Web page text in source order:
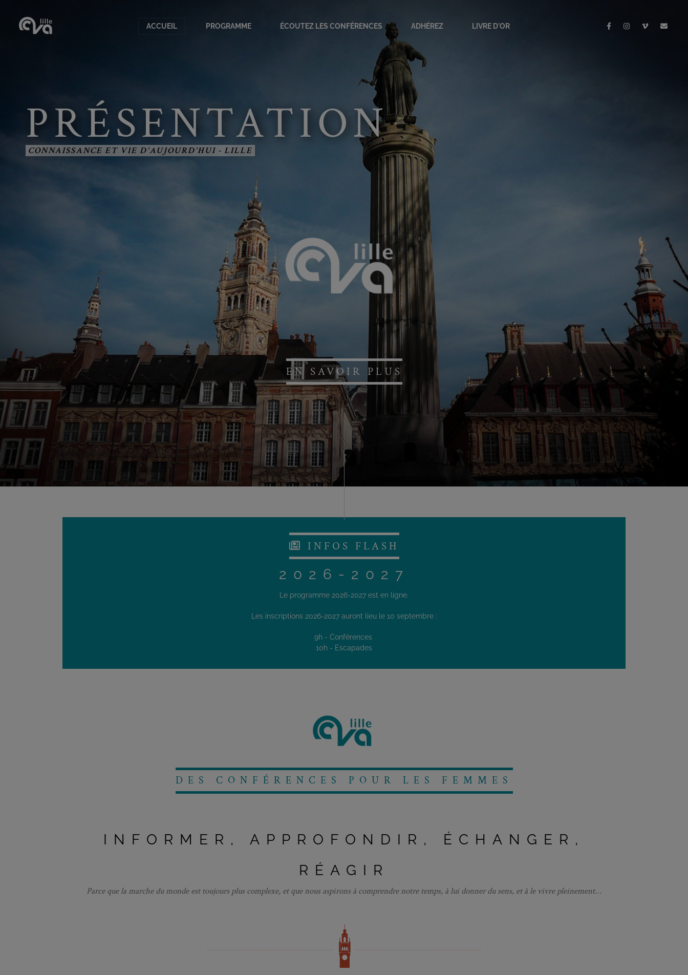
ACCUEIL
Lieu des conférences
PROGRAMME
Nos escapades parisiennes
ÉCOUTEZ LES CONFÉRENCES ADHÉREZ LIVRE D'OR
PRÉSENTATION
CONNAISSANCE ET VIE D'AUJOURD'HUI - LILLE
EN SAVOIR PLUS
INFOS FLASH
2026-2027
Le programme 2026-2027 est en ligne.
Les inscriptions 2026-2027 auront lieu le 10 septembre :
9h - Conférences
10h - Escapades
DES CONFÉRENCES POUR LES FEMMES
INFORMER, APPROFONDIR, ÉCHANGER,
RÉAGIR
Parce que la marche du monde est toujours plus complexe, et que nous aspirons à comprendre notre temps, à lui donner du sens, et à le vivre pleinement…